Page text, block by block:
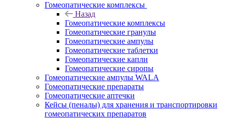
Гомеопатические комплексы
Назад
Гомеопатические комплексы
Гомеопатические гранулы
Гомеопатические ампулы
Гомеопатические таблетки
Гомеопатические капли
Гомеопатические сиропы
Гомеопатические ампулы WALA
Гомеопатические препараты
Гомеопатические аптечки
Кейсы (пеналы) для хранения и транспортировки
гомеопатических препаратов